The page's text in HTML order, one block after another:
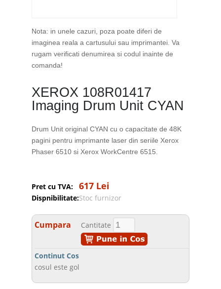
Nota: in unele cazuri, poza poate diferi de
imaginea reala a cartusului sau imprimantei. Va
rugam verificati denumirea si codul inainte de
comanda!
XEROX 108R01417
Imaging Drum Unit CYAN
Drum Unit original CYAN cu o capacitate de 48K
pagini pentru imprimante laser din seriile Xerox
Phaser 6510 si Xerox WorkCentre 6515.
Pret cu TVA: 617 Lei
Dispnibilitate:Stoc furnizor
Cumpara Cantitate
Continut Cos
cosul este gol